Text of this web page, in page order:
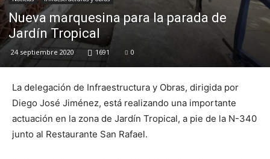
Nueva marquesina para la parada de
Jardín Tropical
24 septiembre 2020 1691 0
La delegación de Infraestructura y Obras, dirigida por
Diego José Jiménez, está realizando una importante
actuación en la zona de Jardín Tropical, a pie de la N-340
junto al Restaurante San Rafael.